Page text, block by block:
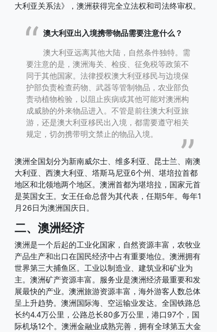
大利亚关系法》，澳洲获得完全立法权和司法终审权。
澳大利亚出入境携带物品需要注意什么？
澳大利亚远离其他大陆，自然条件独特。需
要注意的是，澳洲海关、检疫、征免税等政策不
同于其他国家。法律授权澳大利亚移民与边境保
护部负责检查药物、武器等管制物品，农业部负
责动植物检验，以阻止疾病或其他可能对澳洲构
成威胁的外来物品进入。不管是前往澳大利亚旅
游，还是澳大利亚移民出入境，都需要遵守相关
规定，切勿携带明文禁止的物品入境。
澳洲全国划分为新南威尔士、维多利亚、昆士兰、南澳
大利亚、西澳大利亚、塔斯马尼亚6个州、堪培拉首都
地区和北领地两个地区。澳洲首都为堪培拉，国家元首
是英国女王。女王任命总督为其代表，任期5年。每年1
月26日为澳洲国庆日。
二、澳洲经济
澳洲是一个后起的工业化国家，自然资源丰富，农牧业
产品生产和出口在国民经济中占有重要地位。澳洲拥有
世界第三大捕鱼区。工业以制造业、建筑业和矿业为
主。澳洲矿产资源丰富。服务业是澳洲经济最重要和发
展最快的产业。澳洲旅游资源丰富，海外游客人数总体
呈上升趋势。澳洲国际海、空运输业发达。全国铁路总
长约4.4万公里，公路总长80多万公里，港口97个，国
际机场12个。澳洲金融业成熟完善，拥有全球第五大金